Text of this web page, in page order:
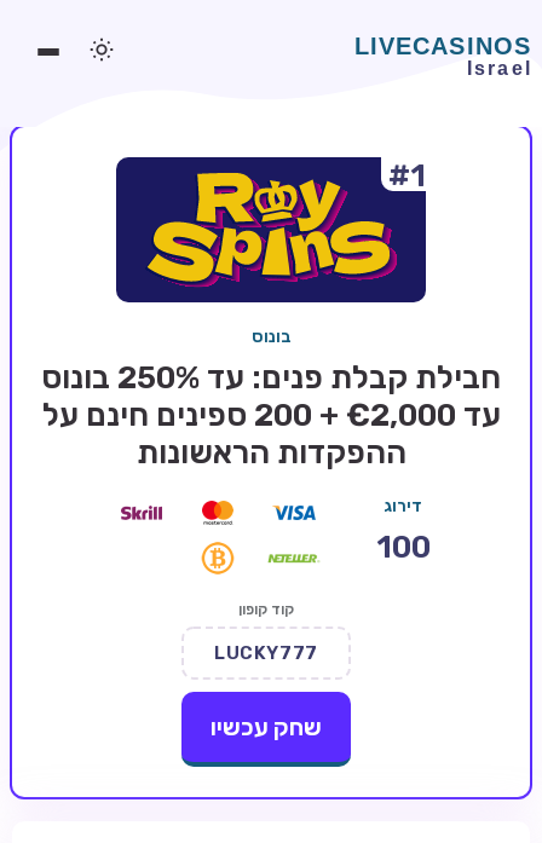
משחקים אונליין
משחקים חינמיים
בלאקג'ק אונליין
בונוסים בקזינו אונליין
#1
בונוס
חבילת קבלת פנים: עד 250% בונוס
עד €2,000 + 200 ספינים חינם על
ההפקדות הראשונות
דירוג
100
קוד קופון
LUCKY777
שחק עכשיו